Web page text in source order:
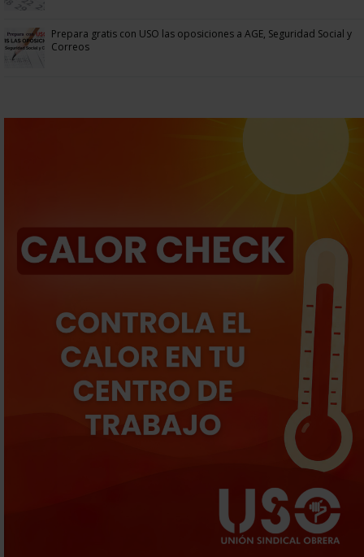
Prepara gratis con USO las oposiciones a AGE, Seguridad Social y
Correos